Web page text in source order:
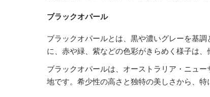
ブラックオパール
ブラックオパールとは、黒や濃いグレーを基
に、赤や緑、紫などの色彩がきらめく様子は、
ブラックオパールは、オーストラリア・ニュ
地です。希少性の高さと独特の美しさから、特